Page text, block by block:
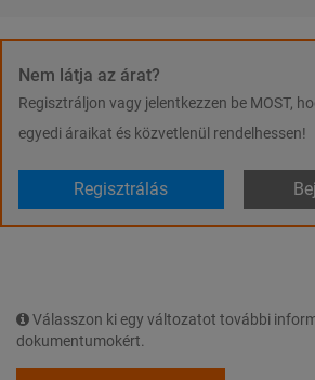
Nem látja az árat?
Regisztráljon vagy jelentkezzen be MOST,
egyedi áraikat és közvetlenül rendelhessen!
Regisztrálás
Válasszon ki egy változatot további
dokumentumokért.